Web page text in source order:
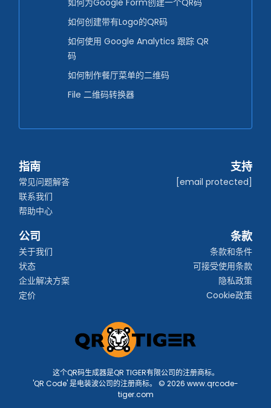
如何创建带有Logo的QR码
如何使用 Google Analytics 跟踪 QR
码
如何制作餐厅菜单的二维码
File 二维码转换器
指南
常见问题解答
联系我们
帮助中心
支持
[email protected]
公司
关于我们
状态
企业解决方案
定价
条款
条款和条件
可接受使用条款
隐私政策
Cookie政策
这个QR码生成器是QR TIGER有限公司的注册商标。
'QR Code' 是电装波公司的注册商标。 © 2026 www.qrcode-
tiger.com